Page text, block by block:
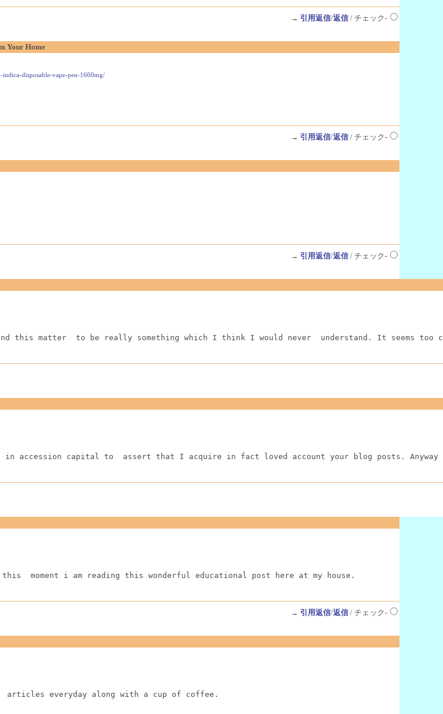
→ 引用返信/返信/ チェック-
Your Home
disposable-vape-pen-1600mg/
→ 引用返信/返信/ チェック-
→ 引用返信/返信/ チェック-
this matter  to be really something which I think I would never  understand. It seems
in accession capital to  assert that I acquire in fact loved account your blog posts.
moment i am reading this wonderful educational post here at my house.
→ 引用返信/返信/ チェック-
everyday along with a cup of coffee.